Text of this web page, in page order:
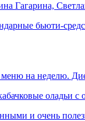
Гагарина,
бьюти-
меню на неделю.
оладьи с
и очень